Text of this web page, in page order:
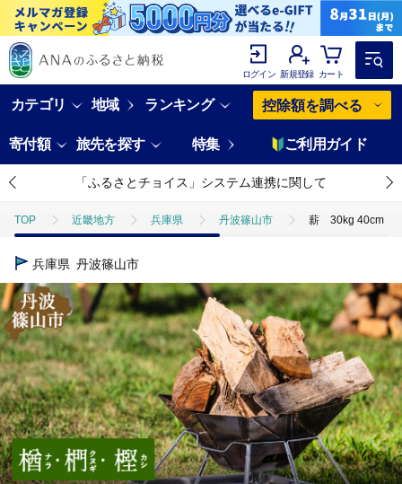
ログイン 新規登録 カート
カテゴリ 地域 ランキング 控除額を調べる
寄付額 旅先を探す 特集 ご利用ガイド
「ふるさとチョイス」システム連携に関して
TOP 近畿地方 兵庫県 丹波篠山市 薪 30kg 40cm ク
兵庫県 丹波篠山市